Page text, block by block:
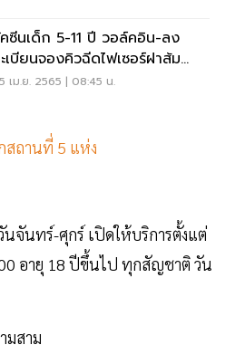
ซีนเด็ก 5-11 ปี วอล์คอิน-ลง
เบียนจองคิวฉีดไฟเซอร์ฝาส้ม
กที่นี่
เม.ย. 2565 | 08:45 น.
สถานที่ 5 แห่ง
จันทร์-ศุกร์ เปิดให้บริการตั้งแต่
อายุ 18 ปีขึ้นไป ทุกสัญชาติ วัน
มสาม